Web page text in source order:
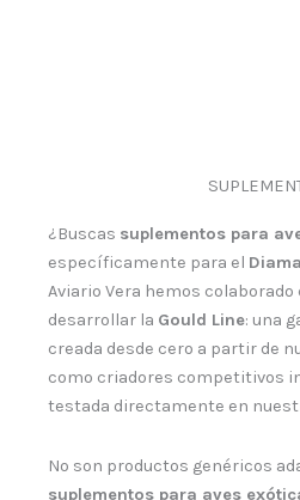
¿Buscas suplementos para
específicamente para el
Aviario Vera hemos colaborado
desarrollar la Gould Line: una
creada desde cero a partir de
como criadores competitivos
testada directamente en
No son productos genéricos
suplementos para aves